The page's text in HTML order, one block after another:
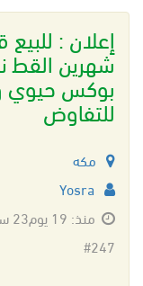
إعلان :
شهرين القط
للتفاوض
مكه
منذ: 19 يوم23 ساعة 8 دقيقة
#247